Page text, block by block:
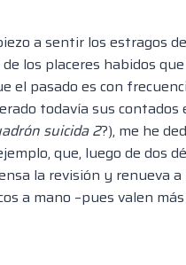
a sentir los estragos
los placeres habidos
el pasado es con
todavía sus
suicida 2?), me he
que, luego de dos
la revisión y renueva
a mano –pues valen